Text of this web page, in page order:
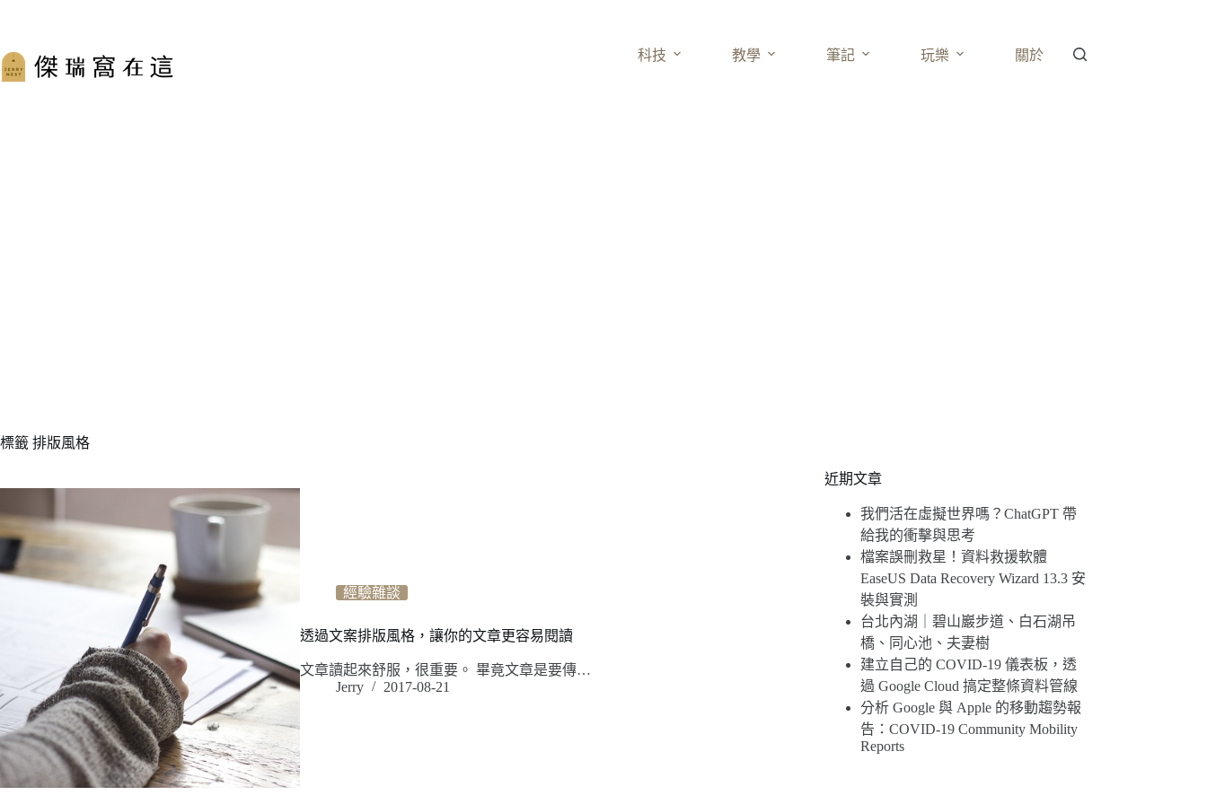
主
要
科技 教學 筆記 玩樂 關於
標籤 排版風格
經驗雜談
透過文案排版風格，讓你的文章更容易閱讀
文章讀起來舒服，很重要。 畢竟文章是要傳…
Jerry
2017-08-21
近期文章
我們活在虛擬世界嗎？ChatGPT 帶
給我的衝擊與思考
檔案誤刪救星！資料救援軟體
EaseUS Data Recovery Wizard 13.3 安
裝與實測
台北內湖｜碧山巖步道、白石湖吊
橋、同心池、夫妻樹
建立自己的 COVID-19 儀表板，透
過 Google Cloud 搞定整條資料管線
分析 Google 與 Apple 的移動趨勢報
告：COVID-19 Community Mobility
Reports